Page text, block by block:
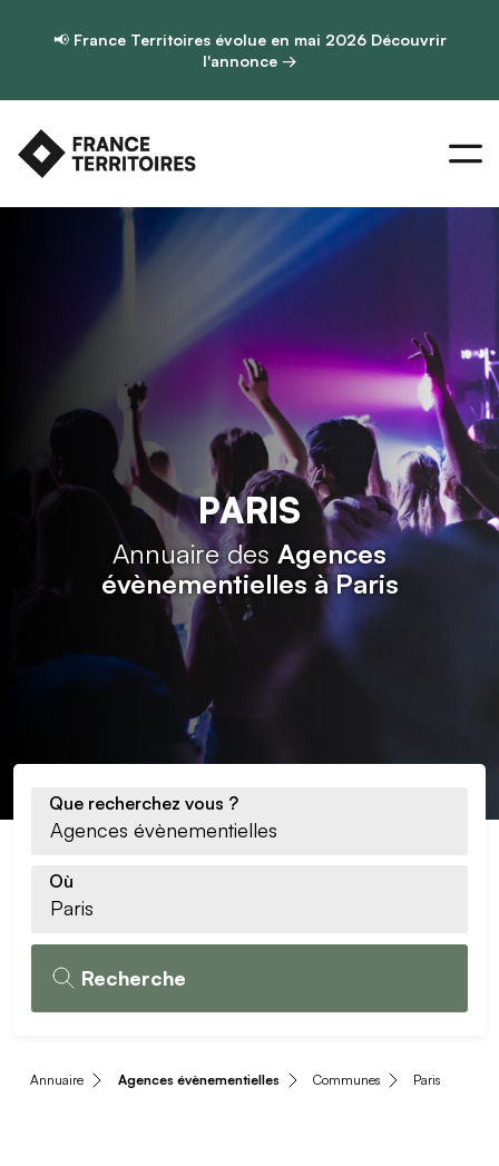
📢 France Territoires évolue en mai 2026 Découvrir
l'annonce →
PARIS
Annuaire des Agences
évènementielles à Paris
Que recherchez vous ?
Où
Recherche
Annuaire Agences évènementielles Communes Paris